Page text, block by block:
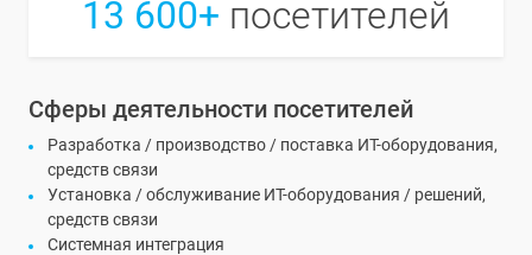
13 600+ посетителей
Сферы деятельности посетителей
Разработка / производство / поставка ИТ-оборудования,
средств связи
Установка / обслуживание ИТ-оборудования / решений,
средств связи
Системная интеграция